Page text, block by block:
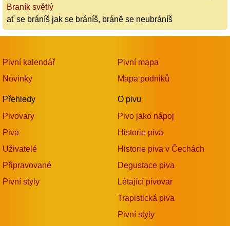
Braník světlý
ať se bráníš jak se bráníš, bráně se neubráníš
Pivní kalendář
Novinky
Přehledy
Pivovary
Piva
Uživatelé
Připravované
Pivní styly
Pivní mapa
Mapa podniků
O pivu
Pivo jako nápoj
Historie piva
Historie piva v Čechách
Degustace piva
Létající pivovar
Trapistická piva
Pivní styly